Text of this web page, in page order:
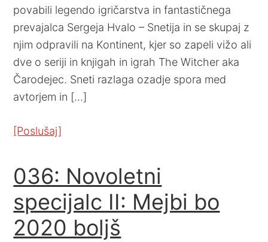
povabili legendo igričarstva in fantastičnega
prevajalca Sergeja Hvalo – Snetija in se skupaj z
njim odpravili na Kontinent, kjer so zapeli vižo ali
dve o seriji in knjigah in igrah The Witcher aka
Čarodejec. Sneti razlaga ozadje spora med
avtorjem in […]
[Poslušaj]
036: Novoletni
specijalc II: Mejbi bo
2020 boljš